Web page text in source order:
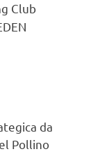
Club
da
Pollino